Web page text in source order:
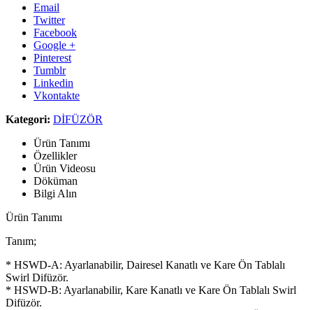
Email
Twitter
Facebook
Google +
Pinterest
Tumblr
Linkedin
Vkontakte
Kategori: DİFÜZÖR
Ürün Tanımı
Özellikler
Ürün Videosu
Döküman
Bilgi Alın
Ürün Tanımı
Tanım;
* HSWD-A: Ayarlanabilir, Dairesel Kanatlı ve Kare Ön Tablalı
Swirl Difüzör.
* HSWD-B: Ayarlanabilir, Kare Kanatlı ve Kare Ön Tablalı Swirl
Difüzör.